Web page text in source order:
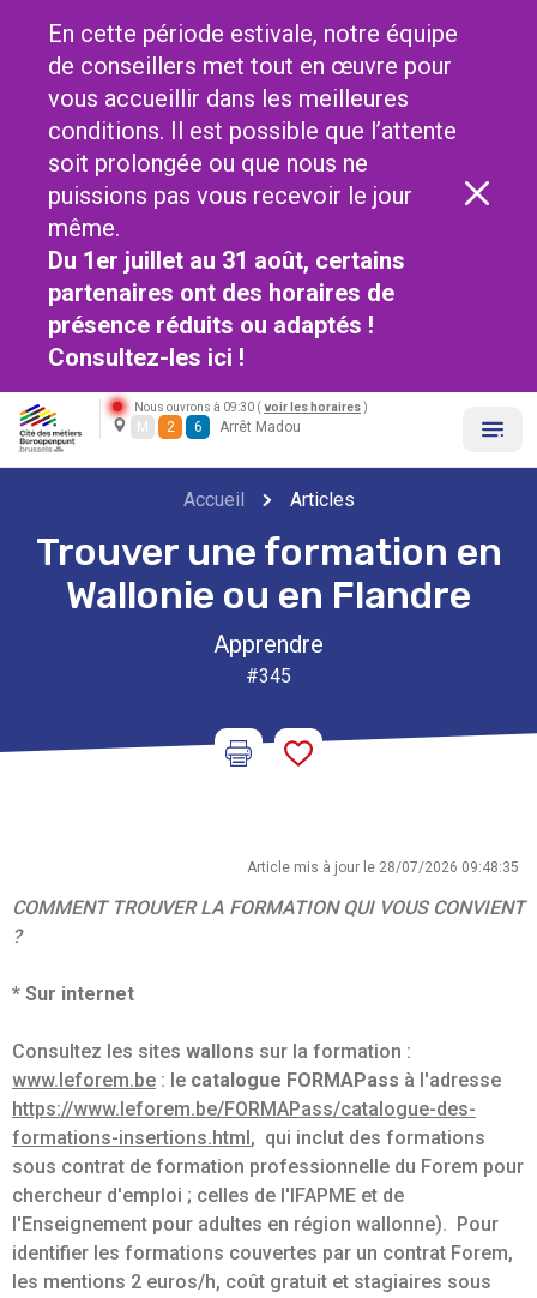
En cette période estivale, notre équipe
de conseillers met tout en œuvre pour
vous accueillir dans les meilleures
conditions. Il est possible que l’attente
soit prolongée ou que nous ne
puissions pas vous recevoir le jour
même.
Du 1er juillet au 31 août, certains
partenaires ont des horaires de
présence réduits ou adaptés !
Consultez-les ici !
Nous ouvrons à 09:30 ( voir les horaires )
M 2 6 Arrêt Madou
Accueil Articles
Trouver une formation en
Wallonie ou en Flandre
Apprendre
#345
Article mis à jour le 28/07/2026 09:48:35
COMMENT TROUVER LA FORMATION QUI VOUS CONVIENT
?
* Sur internet
Consultez les sites wallons sur la formation :
www.leforem.be : le catalogue FORMAPass à l'adresse
https://www.leforem.be/FORMAPass/catalogue-des-
formations-insertions.html , qui inclut des formations
sous contrat de formation professionnelle du Forem pour
chercheur d'emploi ; celles de l'IFAPME et de
l'Enseignement pour adultes en région wallonne). Pour
identifier les formations couvertes par un contrat Forem,
les mentions 2 euros/h, coût gratuit et stagiaires sous